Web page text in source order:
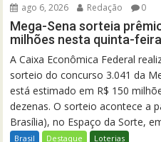
ago 6, 2026 Redação 0
Mega-Sena sorteia
milhões nesta quinta-feira
A Caixa Econômica Federal
sorteio do concurso 3.041 da
está estimado em R$ 150
dezenas. O sorteio acontece a
Brasília), no Espaço da Sorte,
Brasil Destaque Loterias